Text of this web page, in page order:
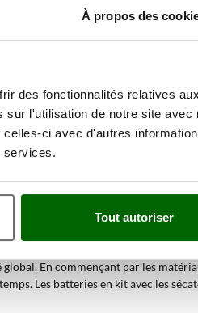
À propos des
des fonctionnalités relatives
sur l'utilisation de notre site avec
ci avec d'autres
services.
Tout autoriser
poids léger du sécateur à batterie
heures. L'autonomie, qui
la recherche d'un sécateur à
ampérage qui permet da travailler
En commençant par les
Les batteries en kit avec les